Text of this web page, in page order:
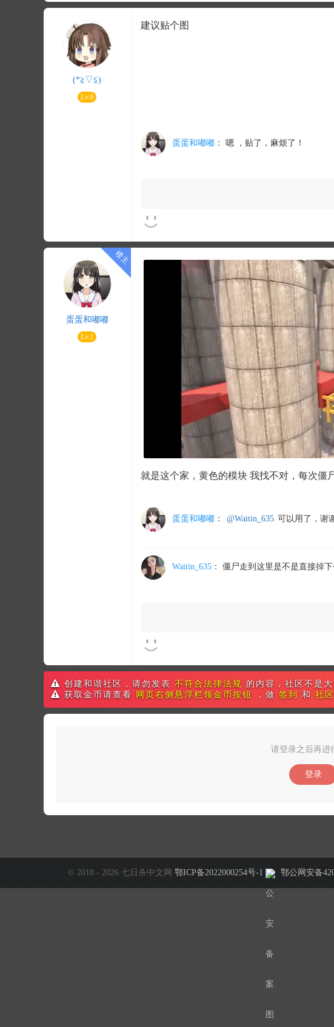
(*≧▽≦)
Lv.8
建议贴个图
蛋蛋和嘟嘟： 嗯 ，贴了，麻烦了！
蛋蛋和嘟嘟
Lv.1
就是这个家，黄色的模块 我找不对，每次僵
蛋蛋和嘟嘟： @Waitin_635 可以用了，谢
Waitin_635： 僵尸走到这里是不是直接掉
创建和谐社区，请勿发表 不符合法律法规 的内容，社区不是大
获取金币请查看
网页右侧悬浮栏领金币按钮 ，做 签到 和 社
请登录之后再进
登录
© 2018 - 2026 七日杀中文网 鄂ICP备2022000254号-1 鄂公网安备